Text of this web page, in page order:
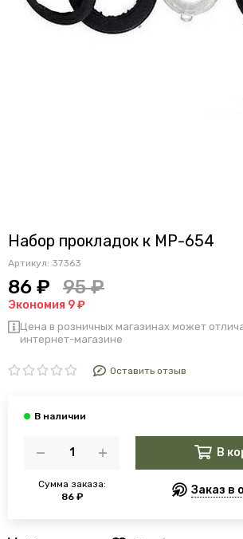
Набор прокладок к МР-654
Артикул: 37363
86 ₽ 95 ₽
Экономия 9 ₽
Цена в розничных магазинах может
интернет-магазине
Оставить отзыв
Сумма заказа:
86 ₽
В
Заказ в